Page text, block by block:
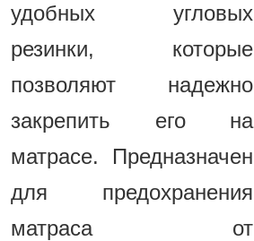
удобных угловых
резинки, которые
позволяют надежно
закрепить его на
матрасе. Предназначен
для предохранения
матраса от